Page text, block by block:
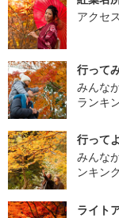
アクセ
行って
みんな
ランキ
行って
みんな
ンキン
ライト